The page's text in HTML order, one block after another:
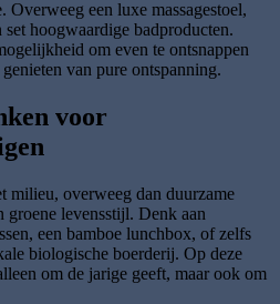
Overweeg een luxe massagestoel,
hoogwaardige badproducten.
om even te ontsnappen
van pure ontspanning.
voor
milieu, overweeg dan duurzame
groene levensstijl. Denk aan
een bamboe lunchbox, of zelfs
biologische boerderij. Op deze
om de jarige geeft, maar ook om